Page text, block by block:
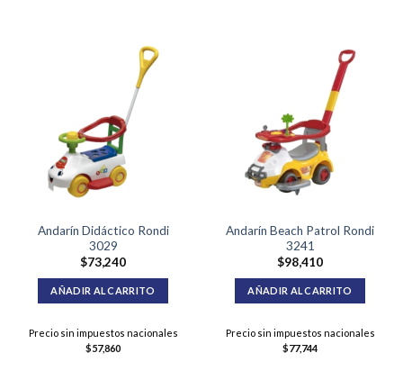
Andarín Didáctico Rondi
3029
$73,240
AÑADIR AL CARRITO
Precio sin impuestos nacionales
$57,860
Andarín Beach Patrol Rondi
3241
$98,410
AÑADIR AL CARRITO
Precio sin impuestos nacionales
$77,744